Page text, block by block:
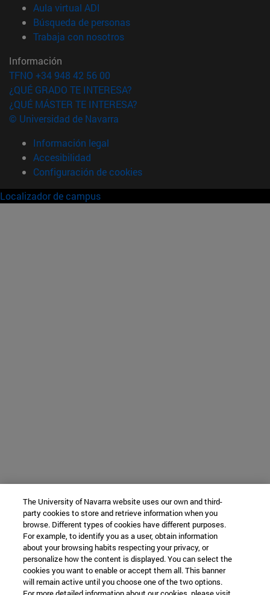
Aula virtual ADI
Búsqueda de personas(abre en nueva ventana)
Trabaja con nosotros(abre en nueva ventana)
Información
TFNO +34 948 42 56 00
¿QUÉ GRADO TE INTERESA?
¿QUÉ MÁSTER TE INTERESA?
© Universidad de Navarra
Información legal
Accesibilidad
Configuración de cookies
Localizador de campus
The University of Navarra website uses our own and third-
party cookies to store and retrieve information when you
browse. Different types of cookies have different purposes.
For example, to identify you as a user, obtain information
about your browsing habits respecting your privacy, or
personalize how the content is displayed. You can select the
cookies you want to enable or accept them all. This banner
will remain active until you choose one of the two options.